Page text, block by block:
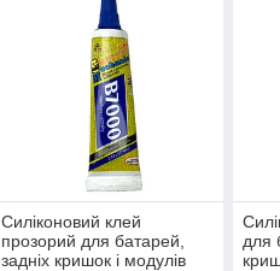
Силіконовий клей
прозорий для батарей,
задніх кришок і модулів
для